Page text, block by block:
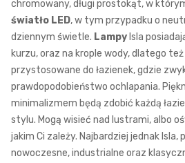
chromowany, długi prostokąt, w
światło LED, w tym przypadku o
dziennym świetle. LampyIsla
kurzu, oraz na krople wody, dlatego też
przystosowane do łazienek, gdzie
prawdopodobieństwo ochlapania.
minimalizmem będą zdobić każdą
stylu. Mogą wisieć nad lustrami, albo
jakim Ci zależy. Najbardziej jednak Isla,
nowoczesne, industrialne oraz